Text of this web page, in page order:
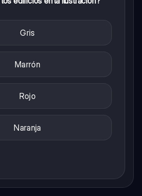
Gris
Marrón
Rojo
Naranja